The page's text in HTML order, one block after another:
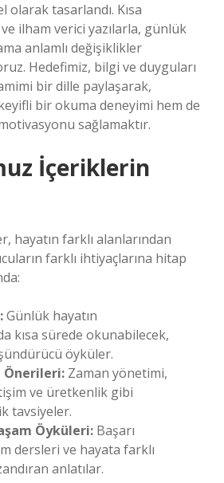
tasarlandı. Kısa
ilham verici yazılarla, günlük
anlamlı değişiklikler
Hedefimiz, bilgi ve duyguları
bir dille paylaşarak,
bir okuma deneyimi hem de
sağlamaktır.
İçeriklerin
hayatın farklı alanlarından
farklı ihtiyaçlarına hitap
Günlük hayatın
kısa sürede okunabilecek,
öyküler.
Önerileri: Zaman yönetimi,
ve üretkenlik gibi
tavsiyeler.
Öyküleri: Başarı
dersleri ve hayata farklı
anlatılar.